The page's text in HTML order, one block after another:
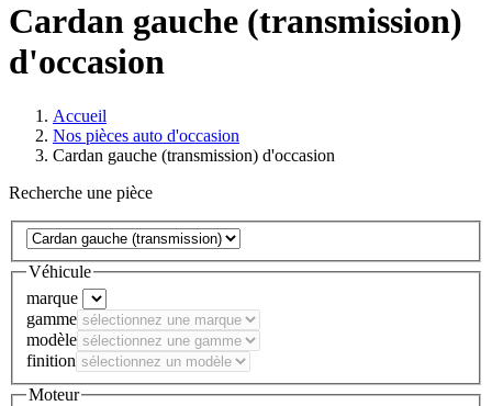
Cardan gauche (transmission)
d'occasion
Accueil
Nos pièces auto d'occasion
Cardan gauche (transmission) d'occasion
Recherche une pièce
Véhicule
marque
gamme
modèle
finition
Moteur